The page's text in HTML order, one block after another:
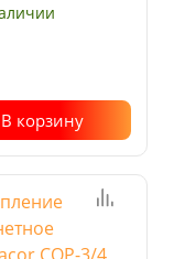
В корзину